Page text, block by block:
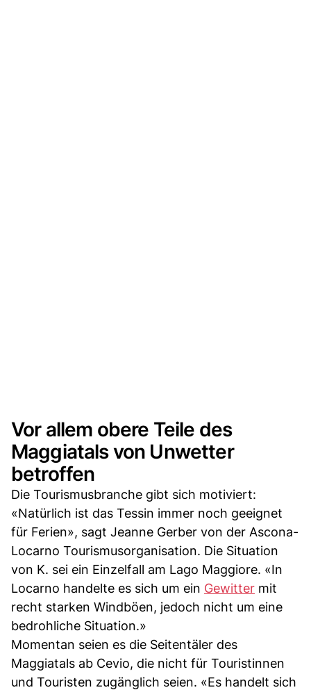
Vor allem obere Teile des
Maggiatals von Unwetter
betroffen
Die Tourismusbranche gibt sich motiviert:
«Natürlich ist das Tessin immer noch geeignet
für Ferien», sagt Jeanne Gerber von der Ascona-
Locarno Tourismusorganisation. Die Situation
von K. sei ein Einzelfall am Lago Maggiore. «In
Locarno handelte es sich um ein Gewitter mit
recht starken Windböen, jedoch nicht um eine
bedrohliche Situation.»
Momentan seien es die Seitentäler des
Maggiatals ab Cevio, die nicht für Touristinnen
und Touristen zugänglich seien. «Es handelt sich